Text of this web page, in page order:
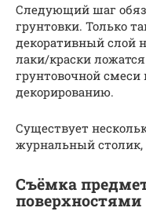
Следующий шаг
грунтовки. Только
декоративный слой
лаки/краски
грунтовочной
декорированию.
Существует
журнальный
Съёмка
поверхностями